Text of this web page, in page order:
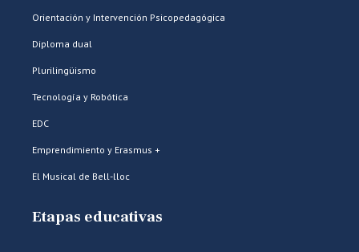
Orientación y Intervención Psicopedagógica
Diploma dual
Plurilingüismo
Tecnología y Robótica
EDC
Emprendimiento y Erasmus +
El Musical de Bell-lloc
Etapas educativas